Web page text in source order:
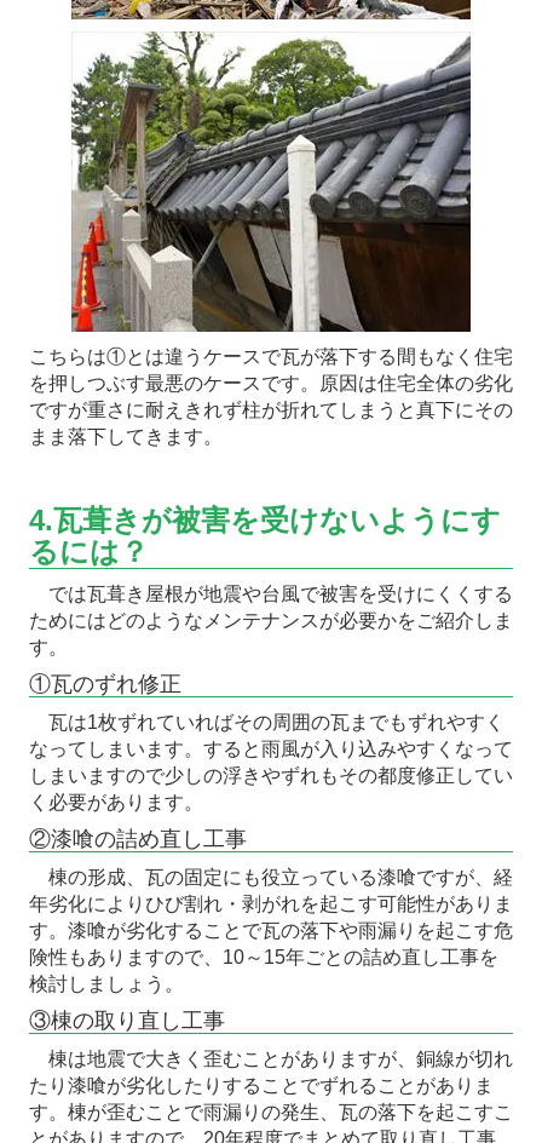
こちらは①とは違うケースで瓦が落下する間もなく住宅
を押しつぶす最悪のケースです。原因は住宅全体の劣化
ですが重さに耐えきれず柱が折れてしまうと真下にその
まま落下してきます。
4.瓦葺きが被害を受けないようにす
るには？
では瓦葺き屋根が地震や台風で被害を受けにくくする
ためにはどのようなメンテナンスが必要かをご紹介しま
す。
①瓦のずれ修正
瓦は1枚ずれていればその周囲の瓦までもずれやすく
なってしまいます。すると雨風が入り込みやすくなって
しまいますので少しの浮きやずれもその都度修正してい
く必要があります。
②漆喰の詰め直し工事
棟の形成、瓦の固定にも役立っている漆喰ですが、経
年劣化によりひび割れ・剥がれを起こす可能性がありま
す。漆喰が劣化することで瓦の落下や雨漏りを起こす危
険性もありますので、10～15年ごとの詰め直し工事を
検討しましょう。
③棟の取り直し工事
棟は地震で大きく歪むことがありますが、銅線が切れ
たり漆喰が劣化したりすることでずれることがありま
す。棟が歪むことで雨漏りの発生、瓦の落下を起こすこ
とがありますので、20年程度でまとめて取り直し工事